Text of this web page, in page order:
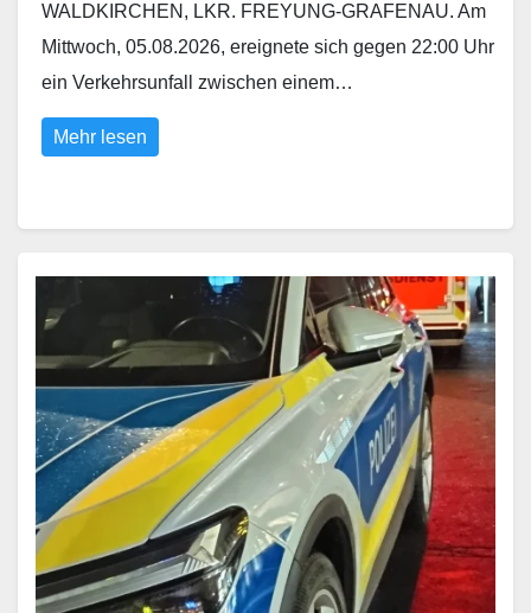
WALDKIRCHEN, LKR. FREYUNG-GRAFENAU. Am
Mittwoch, 05.08.2026, ereignete sich gegen 22:00 Uhr
ein Verkehrsunfall zwischen einem…
Mehr lesen